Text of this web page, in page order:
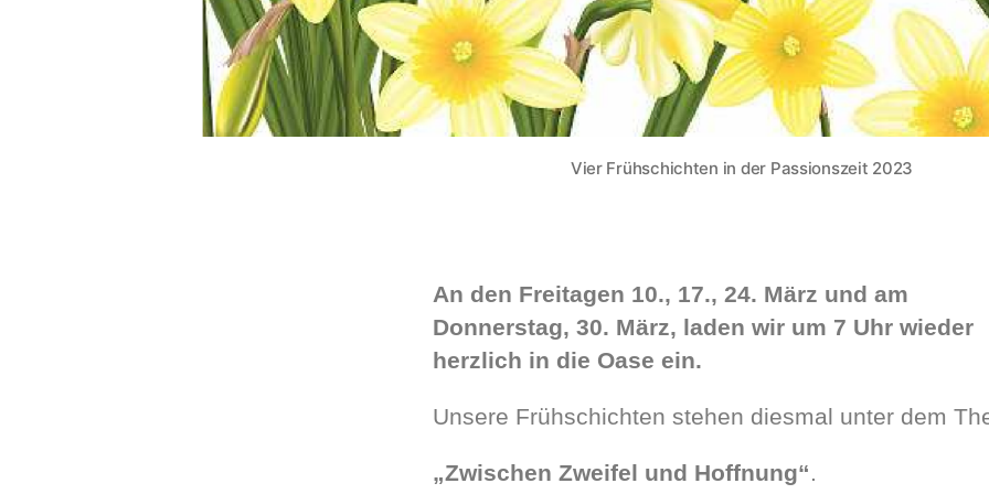
Vier Frühschichten in der Passionszeit 2023
An den Freitagen 10., 17., 24. März und am
Donnerstag, 30. März, laden wir um 7 Uhr wieder
herzlich in die Oase ein.
Unsere Frühschichten stehen diesmal unter dem
„Zwischen Zweifel und Hoffnung“